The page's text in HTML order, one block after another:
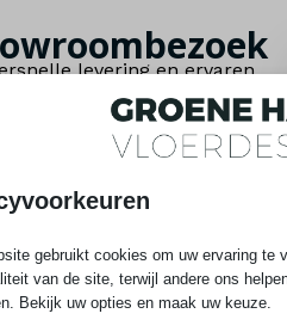
levering en ervaren
duurzame en slijtvaste
gegarandeerd!
assortiment aan
onze showroom te
gebruikt cookies om uw ervaring te
van de site, terwijl andere ons
Bekijk uw opties en maak uw keuze.